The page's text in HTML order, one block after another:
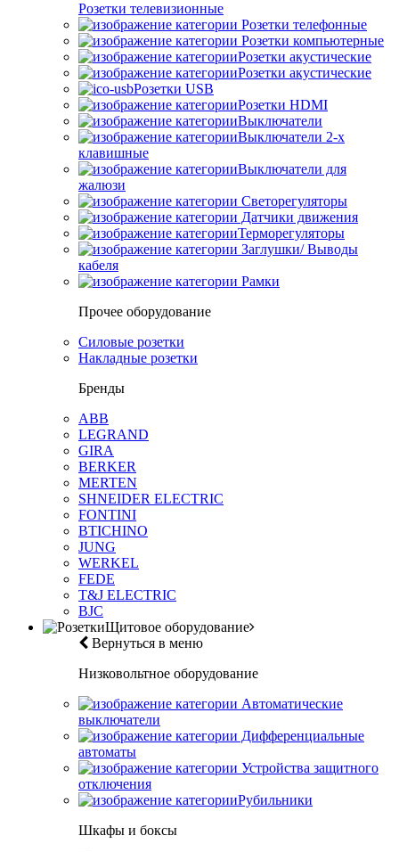
Розетки телевизионные
Розетки телефонные
Розетки компьютерные
Розетки акустические
Розетки акустические
Розетки USB
Розетки HDMI
Выключатели
Выключатели 2-х
клавишные
Выключатели для
жалюзи
Светорегуляторы
Датчики движения
Терморегуляторы
Заглушки/ Выводы
кабеля
Рамки
Прочее оборудование
Силовые розетки
Накладные розетки
Бренды
ABB
LEGRAND
GIRA
BERKER
MERTEN
SHNEIDER ELECTRIC
FONTINI
BTICHINO
JUNG
WERKEL
FEDE
T&J ELECTRIC
BJC
Щитовое оборудование
Вернуться в меню
Низковольтное оборудование
Автоматические
выключатели
Дифференциальные
автоматы
Устройства защитного
отключения
Рубильники
Шкафы и боксы